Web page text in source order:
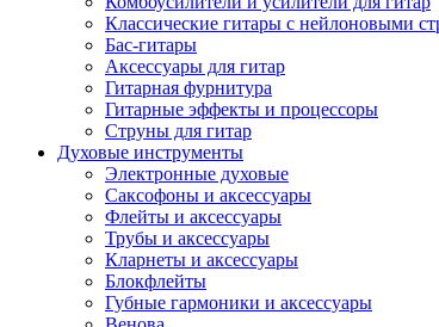
Классические гитары с нейлоновыми
Бас-гитары
Аксессуары для гитар
Гитарная фурнитура
Гитарные эффекты и процессоры
Струны для гитар
Духовые инструменты
Электронные духовые
Саксофоны и аксессуары
Флейты и аксессуары
Трубы и аксессуары
Кларнеты и аксессуары
Блокфлейты
Губные гармоники и аксессуары